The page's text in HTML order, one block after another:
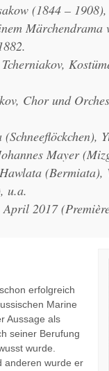
(1844 –
Chor und
Mayer
u.a.
2017
erfolgreich
Marine
Aussage als
seiner Berufung
wurde.
anderen wurde er